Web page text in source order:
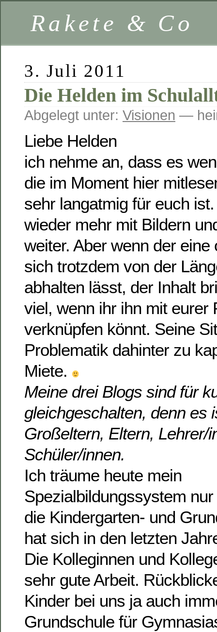
Rakete & Co
3. Juli 2011
Die Helden im
Abgelegt unter: Visionen —
Liebe Helden
ich nehme an, dass es
die im Moment hier
sehr langatmig für euch
wieder mehr mit Bildern
weiter. Aber wenn der eine
sich trotzdem von der
abhalten lässt, der Inhalt
viel, wenn ihr ihn mit eurer
verknüpfen könnt. Seine
Problematik dahinter zu
Miete.
Meine drei Blogs sind für
gleichgeschalten, denn es
Großeltern, Eltern, Lehrer/
Schüler/innen.
Ich träume heute mein
Spezialbildungssystem
die Kindergarten- und
hat sich in den letzten
Die Kolleginnen und
sehr gute Arbeit.
Kinder bei uns ja auch
Grundschule für